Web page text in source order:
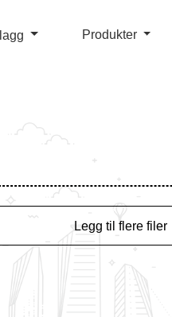
Produkter
Legg til flere filer